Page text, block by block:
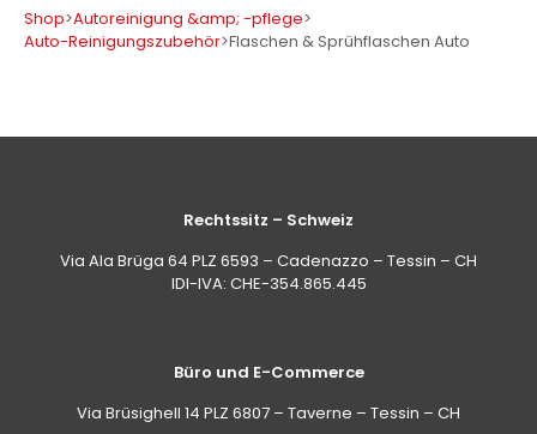
Shop>Autoreinigung &amp; -pflege>
Auto-Reinigungszubehör>Flaschen & Sprühflaschen Auto
Rechtssitz – Schweiz
Via Ala Brüga 64 PLZ 6593 – Cadenazzo – Tessin – CH
IDI-IVA: CHE-354.865.445
Büro und E-Commerce
Via Brüsighell 14 PLZ 6807 – Taverne – Tessin – CH